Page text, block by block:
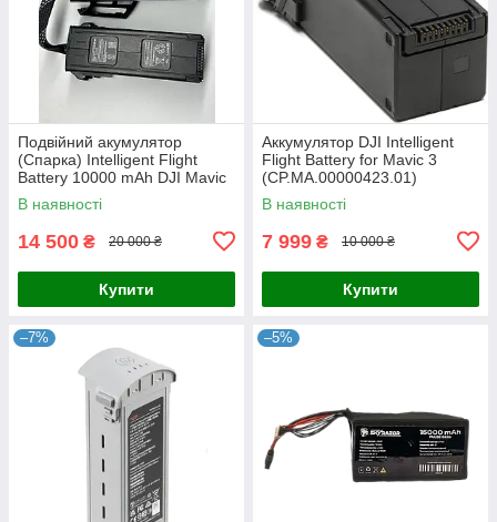
Подвійний акумулятор
(Спарка) Intelligent Flight
Battery 10000 mAh DJI Mavic
3
В наявності
14 500 ₴ 20 000 ₴
Купити
Аккумулятор DJI Intelligent
Flight Battery for Mavic 3
(CP.MA.00000423.01)
В наявності
7 999 ₴ 10 000 ₴
Купити
–7% –5%